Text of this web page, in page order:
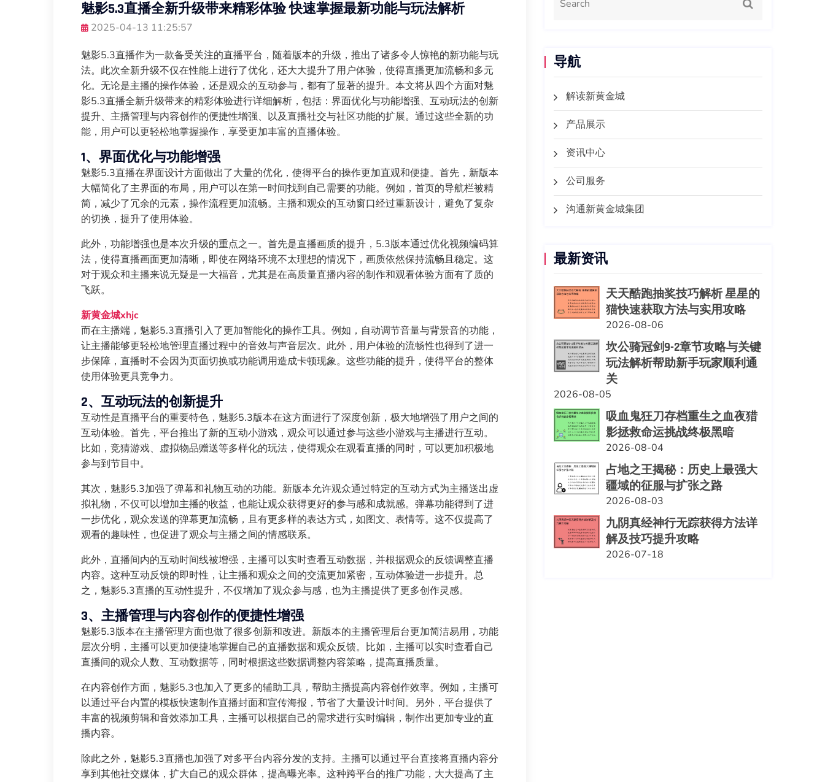
魅影5.3直播全新升级带来精彩体验 快速掌握最新功能与玩法解析
2025-04-13 11:25:57
魅影5.3直播作为一款备受关注的直播平台，随着版本的升级，推出了诸多令人惊艳的新功能与玩
法。此次全新升级不仅在性能上进行了优化，还大大提升了用户体验，使得直播更加流畅和多元
化。无论是主播的操作体验，还是观众的互动参与，都有了显著的提升。本文将从四个方面对魅
影5.3直播全新升级带来的精彩体验进行详细解析，包括：界面优化与功能增强、互动玩法的创新
提升、主播管理与内容创作的便捷性增强、以及直播社交与社区功能的扩展。通过这些全新的功
能，用户可以更轻松地掌握操作，享受更加丰富的直播体验。
1、界面优化与功能增强
魅影5.3直播在界面设计方面做出了大量的优化，使得平台的操作更加直观和便捷。首先，新版本
大幅简化了主界面的布局，用户可以在第一时间找到自己需要的功能。例如，首页的导航栏被精
简，减少了冗余的元素，操作流程更加流畅。主播和观众的互动窗口经过重新设计，避免了复杂
的切换，提升了使用体验。
此外，功能增强也是本次升级的重点之一。首先是直播画质的提升，5.3版本通过优化视频编码算
法，使得直播画面更加清晰，即使在网络环境不太理想的情况下，画质依然保持流畅且稳定。这
对于观众和主播来说无疑是一大福音，尤其是在高质量直播内容的制作和观看体验方面有了质的
飞跃。
新黄金城xhjc
而在主播端，魅影5.3直播引入了更加智能化的操作工具。例如，自动调节音量与背景音的功能，
让主播能够更轻松地管理直播过程中的音效与声音层次。此外，用户体验的流畅性也得到了进一
步保障，直播时不会因为页面切换或功能调用造成卡顿现象。这些功能的提升，使得平台的整体
使用体验更具竞争力。
2、互动玩法的创新提升
互动性是直播平台的重要特色，魅影5.3版本在这方面进行了深度创新，极大地增强了用户之间的
互动体验。首先，平台推出了新的互动小游戏，观众可以通过参与这些小游戏与主播进行互动。
比如，竞猜游戏、虚拟物品赠送等多样化的玩法，使得观众在观看直播的同时，可以更加积极地
参与到节目中。
其次，魅影5.3加强了弹幕和礼物互动的功能。新版本允许观众通过特定的互动方式为主播送出虚
拟礼物，不仅可以增加主播的收益，也能让观众获得更好的参与感和成就感。弹幕功能得到了进
一步优化，观众发送的弹幕更加流畅，且有更多样的表达方式，如图文、表情等。这不仅提高了
观看的趣味性，也促进了观众与主播之间的情感联系。
此外，直播间内的互动时间线被增强，主播可以实时查看互动数据，并根据观众的反馈调整直播
内容。这种互动反馈的即时性，让主播和观众之间的交流更加紧密，互动体验进一步提升。总
之，魅影5.3直播的互动性提升，不仅增加了观众参与感，也为主播提供了更多创作灵感。
3、主播管理与内容创作的便捷性增强
魅影5.3版本在主播管理方面也做了很多创新和改进。新版本的主播管理后台更加简洁易用，功能
层次分明，主播可以更加便捷地掌握自己的直播数据和观众反馈。比如，主播可以实时查看自己
直播间的观众人数、互动数据等，同时根据这些数据调整内容策略，提高直播质量。
在内容创作方面，魅影5.3也加入了更多的辅助工具，帮助主播提高内容创作效率。例如，主播可
以通过平台内置的模板快速制作直播封面和宣传海报，节省了大量设计时间。另外，平台提供了
丰富的视频剪辑和音效添加工具，主播可以根据自己的需求进行实时编辑，制作出更加专业的直
播内容。
除此之外，魅影5.3直播也加强了对多平台内容分发的支持。主播可以通过平台直接将直播内容分
享到其他社交媒体，扩大自己的观众群体，提高曝光率。这种跨平台的推广功能，大大提高了主
导航
解读新黄金城
产品展示
资讯中心
公司服务
沟通新黄金城集团
最新资讯
天天酷跑抽奖技巧解析 星星的
猫快速获取方法与实用攻略
2026-08-06
坎公骑冠剑9-2章节攻略与关键
玩法解析帮助新手玩家顺利通
关
2026-08-05
吸血鬼狂刀存档重生之血夜猎
影拯救命运挑战终极黑暗
2026-08-04
占地之王揭秘：历史上最强大
疆域的征服与扩张之路
2026-08-03
九阴真经神行无踪获得方法详
解及技巧提升攻略
2026-07-18